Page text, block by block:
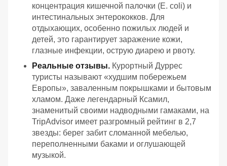
концентрация кишечной палочки (E. coli) и
интестинальных энтерококков. Для
отдыхающих, особенно пожилых людей и
детей, это гарантирует заражение кожи,
глазные инфекции, острую диарею и рвоту.
Реальные отзывы. Курортный Дуррес
туристы называют «худшим побережьем
Европы», заваленным покрышками и бытовым
хламом. Даже легендарный Ксамил,
знаменитый своими надводными гамаками, на
TripAdvisor имеет разгромный рейтинг в 2,7
звезды: берег забит сломанной мебелью,
переполненными баками и оглушающей
музыкой.